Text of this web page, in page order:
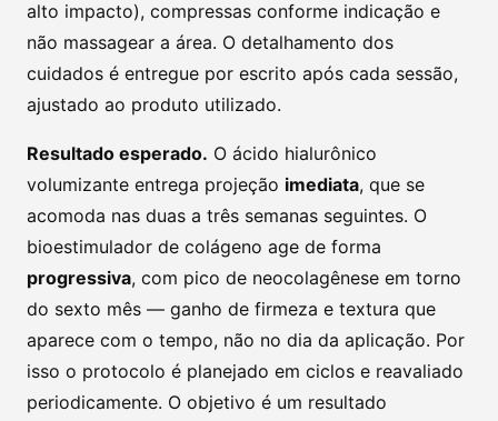
alto impacto), compressas conforme indicação e
não massagear a área. O detalhamento dos
cuidados é entregue por escrito após cada sessão,
ajustado ao produto utilizado.
Resultado esperado. O ácido hialurônico
volumizante entrega projeção imediata, que se
acomoda nas duas a três semanas seguintes. O
bioestimulador de colágeno age de forma
progressiva, com pico de neocolagênese em torno
do sexto mês — ganho de firmeza e textura que
aparece com o tempo, não no dia da aplicação. Por
isso o protocolo é planejado em ciclos e reavaliado
periodicamente. O objetivo é um resultado